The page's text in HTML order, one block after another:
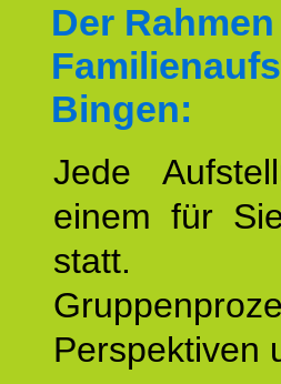
Der
Bingen:
Jede
einem für
statt.
Perspektiven